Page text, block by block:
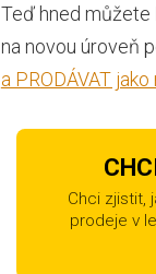
Teď hned můžete
na novou úroveň
a PRODÁVAT jako
Chci zjistit,
prodeje v